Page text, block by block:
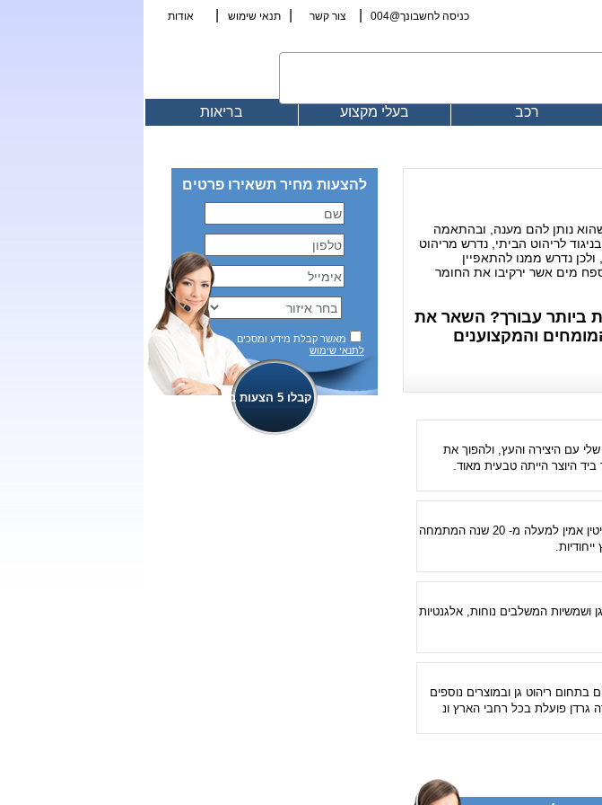
אודות תנאי שימוש צור קשר כניסה לחשבונך@004
רכב בעלי מקצוע בריאות
נותן להם מענה, ובהתאמה
לריהוט הביתי, נדרש מריהוט
נדרש ממנו להתאפיין
מים אשר ירקיבו את החומר
ביותר עבורך? השאר את
והמקצוענים
שלי עם היצירה והעץ, ולהפוך את
היוצר הייתה טבעית מאוד.
א.י גגות הינה חברה וותיקה, בעלת מוניטין אמין למעלה מ- 20 שנה המתמחה
ושמשיות המשלבים נוחות, אלגנטיות
גרדן מתמחה כ- 5 שנים בתחום ריהוט גן ובמוצרים נוספים
גרדן פועלת בכל רחבי הארץ ונ
להצעות מחיר תשאירו פרטים
מאשר קבלת מידע ומסכים
לתנאי שימוש